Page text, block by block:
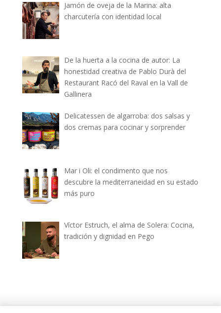
Jamón de oveja de la Marina: alta
charcutería con identidad local
De la huerta a la cocina de autor: La
honestidad creativa de Pablo Durà del
Restaurant Racó del Raval en la Vall de
Gallinera
Delicatessen de algarroba: dos salsas y
dos cremas para cocinar y sorprender
Mar i Oli: el condimento que nos
descubre la mediterraneidad en su estado
más puro
Víctor Estruch, el alma de Solera: Cocina,
tradición y dignidad en Pego